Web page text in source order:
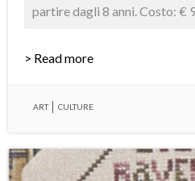
partire dagli 8 anni. Costo: €
> Read more
ART CULTURE